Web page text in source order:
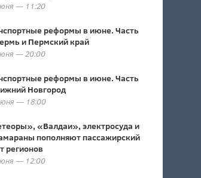
— 11:20
реформы в июне. Часть
и Пермский край
— 20:00
реформы в июне. Часть
Новгород
— 18:00
«Валдаи», электросуда и
пополняют пассажирский
регионов
— 12:00